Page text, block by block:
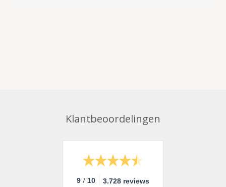
Klantbeoordelingen
9 / 10 3.728 reviews